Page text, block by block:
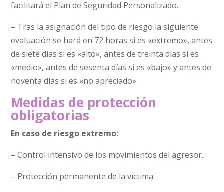
facilitará el Plan de Seguridad Personalizado.
– Tras la asignación del tipo de riesgo la siguiente
evaluación se hará en 72 horas si es «extremo», antes
de siete días si es «alto», antes de treinta días si es
«medio», antes de sesenta días si es «bajo» y antes de
noventa días si es «no apreciado».
Medidas de protección
obligatorias
En caso de riesgo extremo:
– Control intensivo de los movimientos del agresor.
– Protección permanente de la víctima.